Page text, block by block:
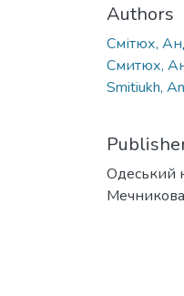
Authors
Смітюх,
Смитюх,
Smitiukh,
Одеський
Мечникова